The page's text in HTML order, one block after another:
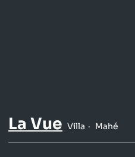
La Vue Villa Mahé